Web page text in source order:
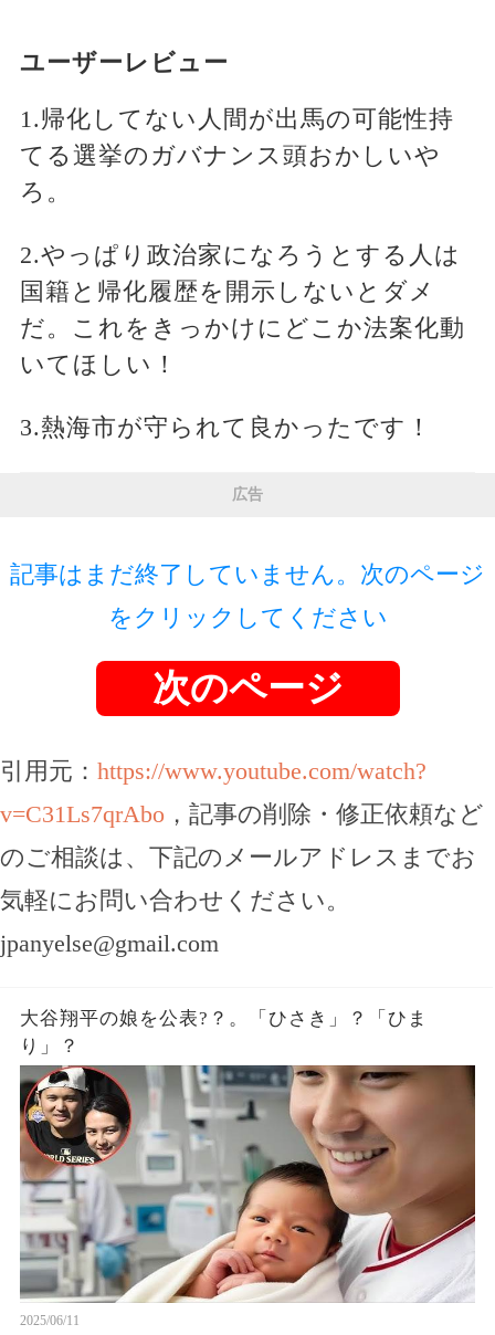
ユーザーレビュー
1.帰化してない人間が出馬の可能性持
てる選挙のガバナンス頭おかしいや
ろ。
2.やっぱり政治家になろうとする人は
国籍と帰化履歴を開示しないとダメ
だ。これをきっかけにどこか法案化動
いてほしい！
3.熱海市が守られて良かったです！
広告
記事はまだ終了していません。次のページ
をクリックしてください
次のページ
引用元： https://www.youtube.com/watch?
v=C31Ls7qrAbo ，記事の削除・修正依頼など
のご相談は、下記のメールアドレスまでお
気軽にお問い合わせください。
jpanyelse@gmail.com
大谷翔平の娘を公表?？。「ひさき」？「ひま
り」？
2025/06/11